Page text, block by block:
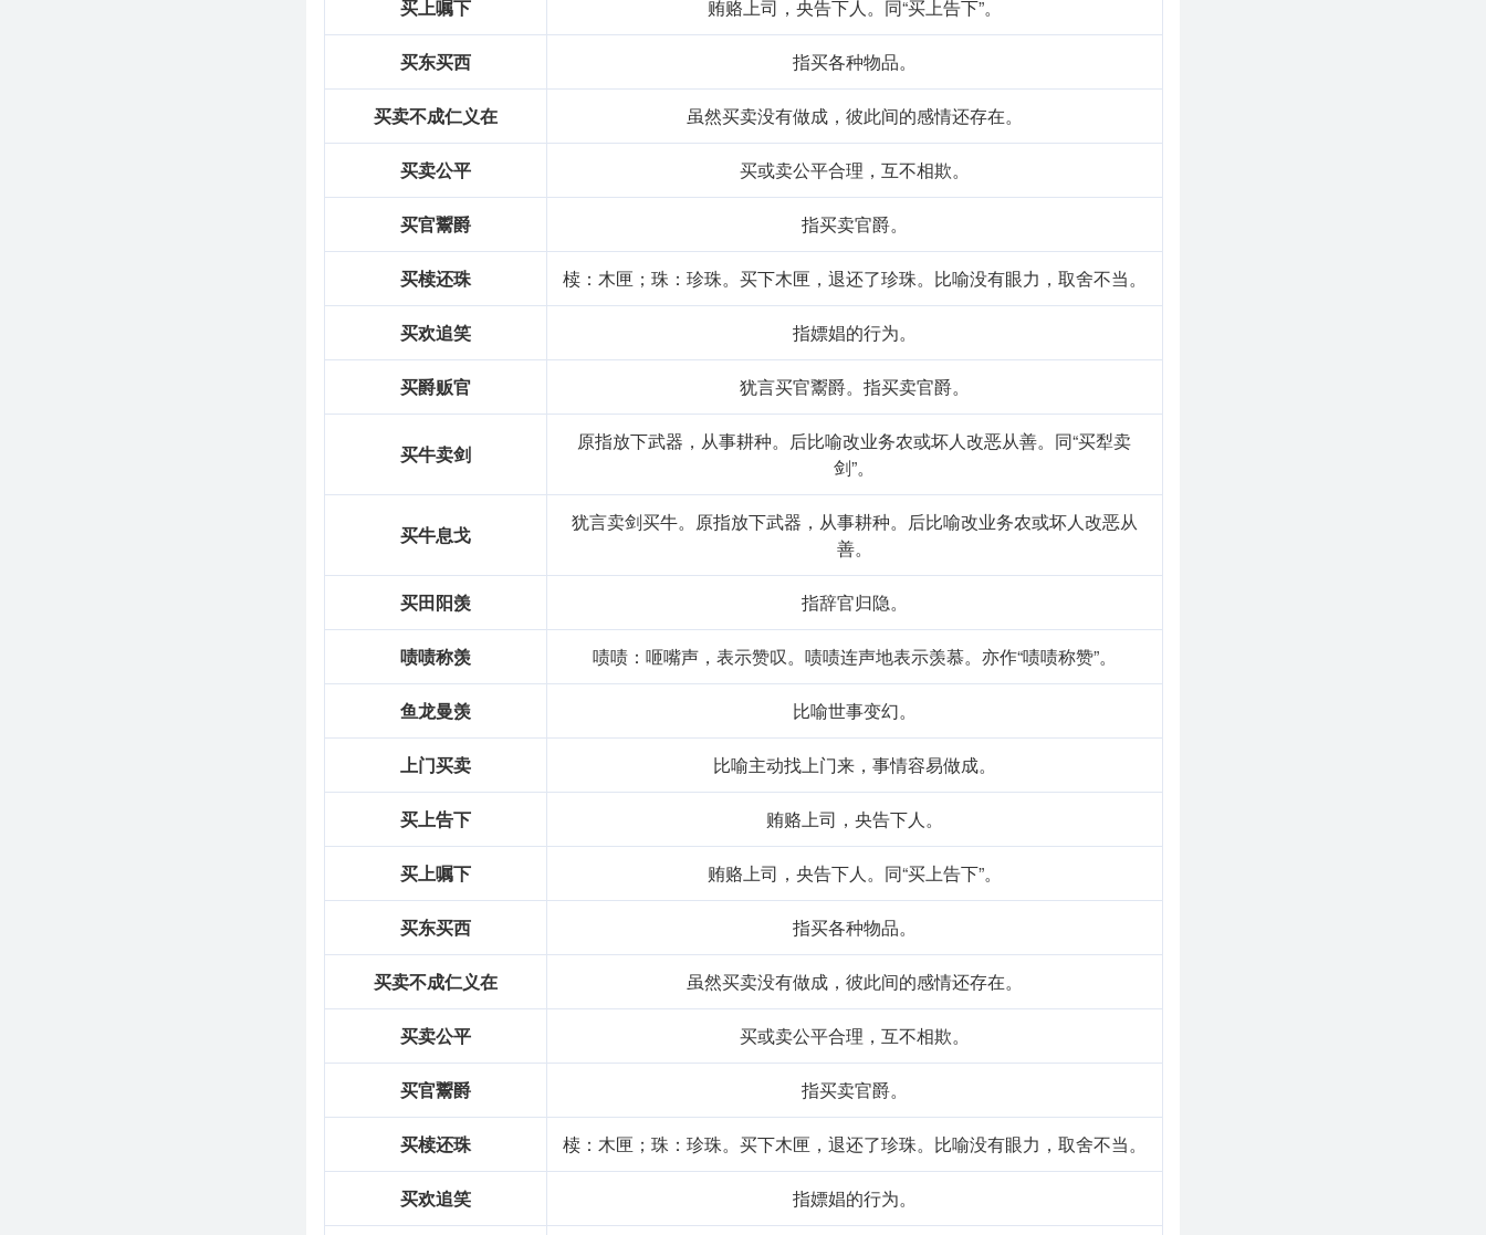
在西方文化中，有类似的表达，比如“cottagecore”，代表一种追求田园生活和自然美的生活方式。这种现象
反映了全球范围内对简约和自然的向往。
反思与总结：
通过对“买田阳羡”的学
，我认识到这个成语不仅仅是一种生活方式的选择，更是一种内心的追求和对生活的
理解。它在我的语言学和表达中，提醒我珍视自然、追求内心的宁静与平和。
基础信息
拼音 mǎi tián yáng xiàn
"作谓语；指辞官归隐"
东山再起
字义分解
yáng xiàn
羡
tián
田
mǎi
买上嘱下 贿赂上司，央告下人。同“买上告下”。
买东买西 指买各种物品。
买卖不成仁义在 虽然买卖没有做成，彼此间的感情还存在。
买卖公平 买或卖公平合理，互不相欺。
买官鬻爵 指买卖官爵。
买椟还珠 椟：木匣；珠：珍珠。买下木匣，退还了珍珠。比喻没有眼力，取舍不当。
买欢追笑 指嫖娼的行为。
买爵贩官 犹言买官鬻爵。指买卖官爵。
买牛卖剑
原指放下武器，从事耕种。后比喻改业务农或坏人改恶从善。同“买犁卖
剑”。
买牛息戈
犹言卖剑买牛。原指放下武器，从事耕种。后比喻改业务农或坏人改恶从
善。
买田阳羡 指辞官归隐。
啧啧称羡 啧啧：咂嘴声，表示赞叹。啧啧连声地表示羡慕。亦作“啧啧称赞”。
鱼龙曼羡 比喻世事变幻。
上门买卖 比喻主动找上门来，事情容易做成。
买上告下 贿赂上司，央告下人。
买上嘱下 贿赂上司，央告下人。同“买上告下”。
买东买西 指买各种物品。
买卖不成仁义在 虽然买卖没有做成，彼此间的感情还存在。
买卖公平 买或卖公平合理，互不相欺。
买官鬻爵 指买卖官爵。
买椟还珠 椟：木匣；珠：珍珠。买下木匣，退还了珍珠。比喻没有眼力，取舍不当。
买欢追笑 指嫖娼的行为。